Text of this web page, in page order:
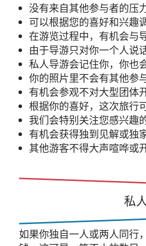
没有来自其他参与者的压力
可以根据您的喜好和兴趣
在游览过程中，有机会与
由于导游只对你一个人说
私人导游会记住你，你也
你的照片里不会有其他参
有机会参观不对大型团体
根据你的喜好，这次旅行
我们会特别关注您感兴趣
有机会获得独到见解或独
其他游客不得大声喧哗或
私
如果你独自一人或两人同行